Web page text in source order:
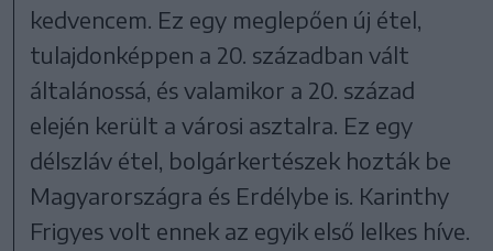
kedvencem. Ez egy meglepően új étel,
tulajdonképpen a 20. században vált
általánossá, és valamikor a 20. század
elején került a városi asztalra. Ez egy
délszláv étel, bolgárkertészek hozták be
Magyarországra és Erdélybe is. Karinthy
Frigyes volt ennek az egyik első lelkes híve.